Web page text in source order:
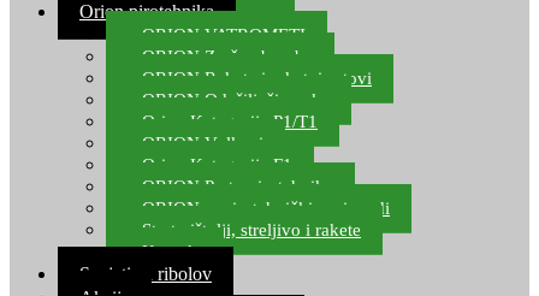
Orion pirotehnika
ORION VATROMETI
ORION Zračne bombe
ORION Rakete i raketni setovi
ORION Odašiljači zvuka
Orion Kategorija P1/T1
ORION Vulkani
Orion Kategorija F1
ORION Party pirotehnika
ORION nepirotehnički proizvodi
Start pištolji, streljivo i rakete
Kontakt
Savjeti za ribolov